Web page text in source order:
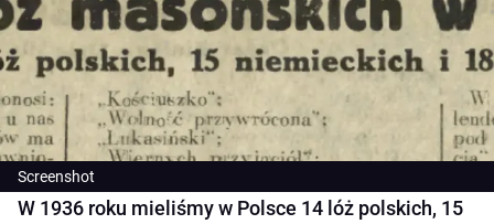
Screenshot
W 1936 roku mieliśmy w Polsce 14 lóż polskich, 15